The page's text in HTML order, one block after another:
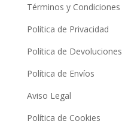
Términos y Condiciones
Política de Privacidad
Política de Devoluciones
Política de Envíos
Aviso Legal
Política de Cookies